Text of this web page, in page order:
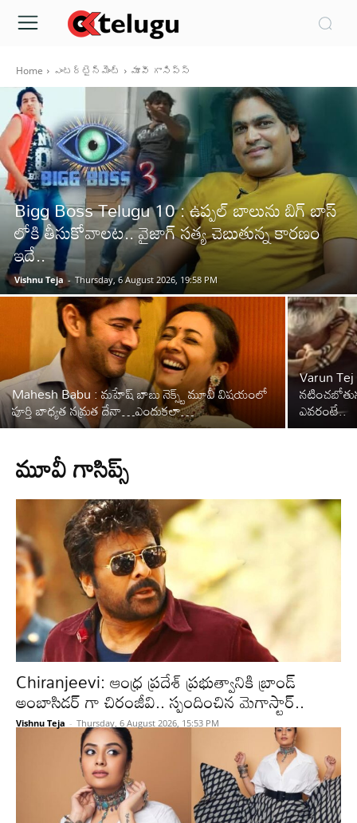
Home ఎంటర్టైన్మెంట్ మూవీ గాసిప్స్
Bigg Boss Telugu 10 : ఉప్పల్ బాలును బిగ్ బాస్
లోకి తీసుకోవాలట.. వైజాగ్ సత్య చెబుతున్న కారణం
ఇదే..
Vishnu Teja - Thursday, 6 August 2026, 19:58 PM
Mahesh Babu : మహేష్ బాబు నెక్స్ట్ మూవీ విషయంలో
పూర్తి బాధ్యత నమ్రత దేనా…ఎందుకలా…
Varun
ఎవరంటే..
మూవీ గాసిప్స్
Chiranjeevi: ఆంధ్ర ప్రదేశ్ ప్రభుత్వానికి బ్రాండ్
అంబాసిడర్ గా చిరంజీవి.. స్పందించిన మెగాస్టార్..
Vishnu Teja - Thursday, 6 August 2026, 15:53 PM